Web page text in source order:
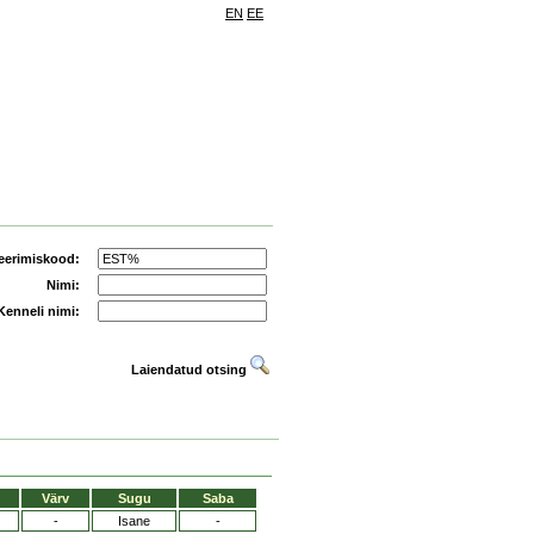
EN EE
Nimi:
nimi:
Laiendatud otsing
Värv Sugu
Saba
- Isane -